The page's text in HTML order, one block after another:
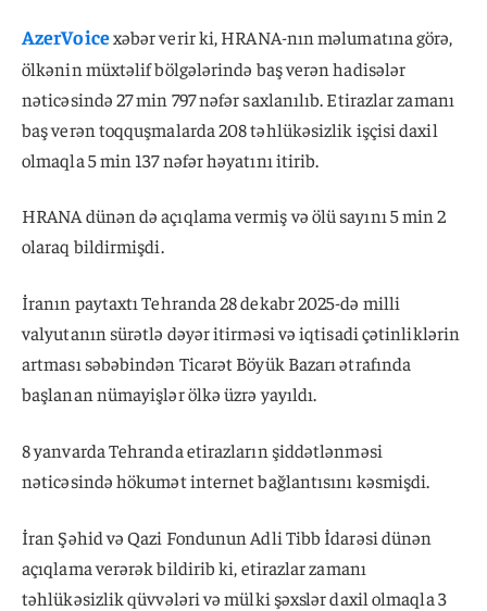
AzerVoicexəbər verir ki, HRANA-nın məlumatına görə,
ölkənin müxtəlif bölgələrində baş verən hadisələr
nəticəsində 27 min 797 nəfər saxlanılıb. Etirazlar zamanı
baş verən toqquşmalarda 208 təhlükəsizlik işçisi daxil
olmaqla 5 min 137 nəfər həyatını itirib.
HRANA dünən də açıqlama vermiş və ölü sayını 5 min 2
olaraq bildirmişdi.
İranın paytaxtı Tehranda 28 dekabr 2025-də milli
valyutanın sürətlə dəyər itirməsi və iqtisadi çətinliklərin
artması səbəbindən Ticarət Böyük Bazarı ətrafında
başlanan nümayişlər ölkə üzrə yayıldı.
8 yanvarda Tehranda etirazların şiddətlənməsi
nəticəsində hökumət internet bağlantısını kəsmişdi.
İran Şəhid və Qazi Fondunun Adli Tibb İdarəsi dünən
açıqlama verərək bildirib ki, etirazlar zamanı
təhlükəsizlik qüvvələri və mülki şəxslər daxil olmaqla 3